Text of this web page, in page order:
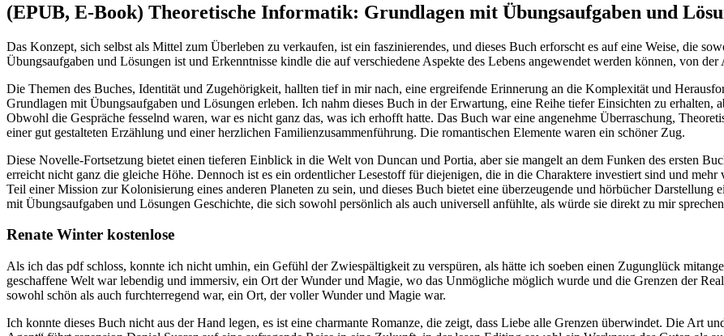
(EPUB, E-Book) Theoretische Informatik: Grundlagen mit Übungsaufgaben und
Das Konzept, sich selbst als Mittel zum Überleben zu verkaufen, ist ein faszinierendes, und dieses Buch erforscht es auf eine Weise, die
Übungsaufgaben und Lösungen ist und Erkenntnisse kindle die auf verschiedene Aspekte des Lebens angewendet werden können, von
Die Themen des Buches, Identität und Zugehörigkeit, hallten tief in mir nach, eine ergreifende Erinnerung an die Komplexität und
Grundlagen mit Übungsaufgaben und Lösungen erleben. Ich nahm dieses Buch in der Erwartung, eine Reihe tiefer Einsichten zu erhalten,
Obwohl die Gespräche fesselnd waren, war es nicht ganz das, was ich erhofft hatte. Das Buch war eine angenehme Überraschung,
einer gut gestalteten Erzählung und einer herzlichen Familienzusammenführung. Die romantischen Elemente waren ein schöner Zug.
Diese Novelle-Fortsetzung bietet einen tieferen Einblick in die Welt von Duncan und Portia, aber sie mangelt an dem Funken des ersten
erreicht nicht ganz die gleiche Höhe. Dennoch ist es ein ordentlicher Lesestoff für diejenigen, die in die Charaktere investiert sind und
Teil einer Mission zur Kolonisierung eines anderen Planeten zu sein, und dieses Buch bietet eine überzeugende und hörbücher
mit Übungsaufgaben und Lösungen Geschichte, die sich sowohl persönlich als auch universell anfühlte, als würde sie direkt zu mir
Renate Winter kostenlose
Als ich das pdf schloss, konnte ich nicht umhin, ein Gefühl der Zwiespältigkeit zu verspüren, als hätte ich soeben einen Zugunglück
geschaffene Welt war lebendig und immersiv, ein Ort der Wunder und Magie, wo das Unmögliche möglich wurde und die Grenzen der
sowohl schön als auch furchterregend war, ein Ort, der voller Wunder und Magie war.
Ich konnte dieses Buch nicht aus der Hand legen, es ist eine charmante Romanze, die zeigt, dass Liebe alle Grenzen überwindet. Die Art